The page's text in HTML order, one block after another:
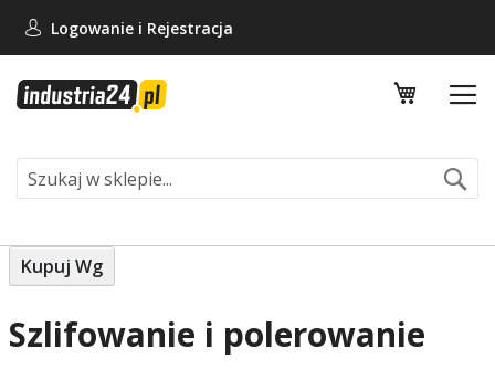
Logowanie i Rejestracja
Mój
Szlifowanie i polerowanie
Kupuj Wg